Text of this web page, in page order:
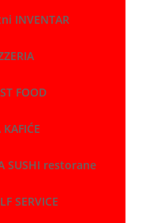
INVENTAR
FOOD
SUSHI restorane
SERVICE